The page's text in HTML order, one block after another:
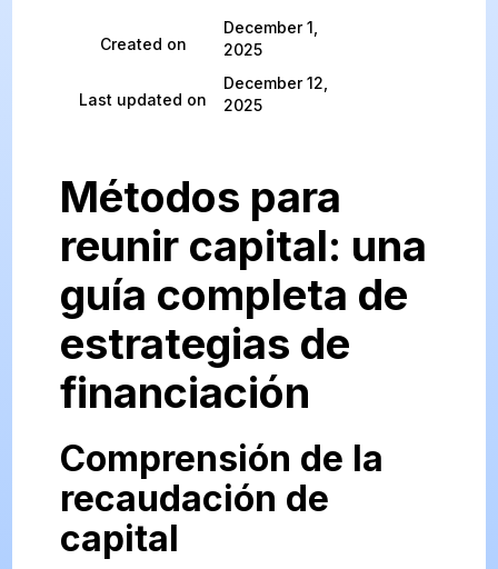
Created on
December 1,
2025
Last updated on
December 12,
2025
Métodos para
reunir capital: una
guía completa de
estrategias de
financiación
Comprensión de la
recaudación de
capital